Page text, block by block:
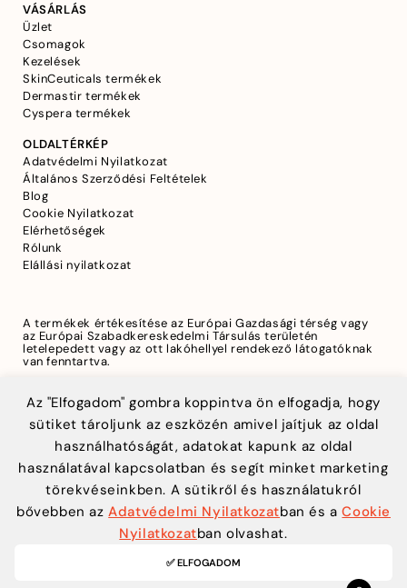
Az "Elfogadom" gombra koppintva ön elfogadja, hogy
sütiket tároljunk az eszközén amivel jaítjuk az oldal
használhatóságát, adatokat kapunk az oldal
használatával kapcsolatban és segít minket marketing
törekvéseinkben. A sütikről és használatukról
bővebben azAdatvédelmi Nyilatkozatban és aCookie
Nyilatkozatban olvashat.
✅ ELFOGADOM
VÁSÁRLÁS
Üzlet
Csomagok
Kezelések
SkinCeuticals termékek
Dermastir termékek
Cyspera termékek
OLDALTÉRKÉP
Adatvédelmi Nyilatkozat
Általános Szerződési Feltételek
Blog
Cookie Nyilatkozat
Elérhetőségek
Rólunk
Elállási nyilatkozat
A termékek értékesítése az Európai Gazdasági térség vagy
az Európai Szabadkereskedelmi Társulás területén
letelepedett vagy az ott lakóhellyel rendekező látogatóknak
van fenntartva.
A biztonságos fizetést a Teya biztosítja